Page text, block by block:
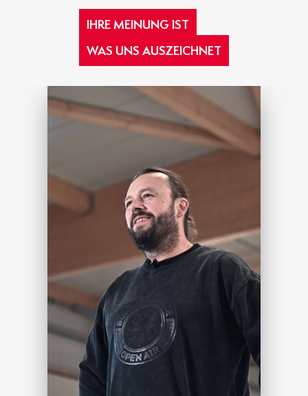
IHRE MEINUNG IST
WAS UNS AUSZEICHNET